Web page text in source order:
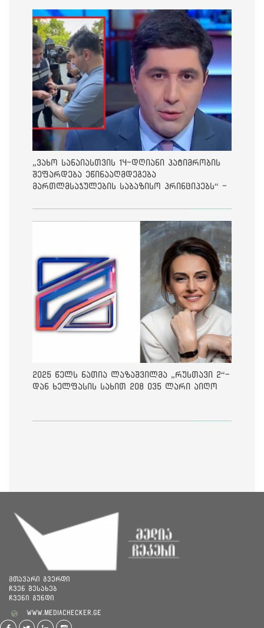
„ვახო სანაიასთვის 14-დღიანი პატიმრობის
შეფარდება ეწინააღმდეგება
მართლმსაჯულების საბაზისო პრინციპებს“ -
2025 წელს ნათია ლაზაშვილმა „რუსთავი 2“-
დან ხელფასის სახით 208 035 ლარი აიღო
მთავარი გვერდი
ჩვენ შესახებ
ჩვენი გუნდი
www.mediachecker.ge